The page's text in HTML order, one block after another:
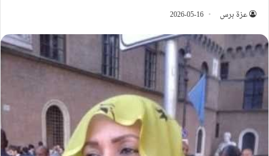
عزة برس 2026-05-16